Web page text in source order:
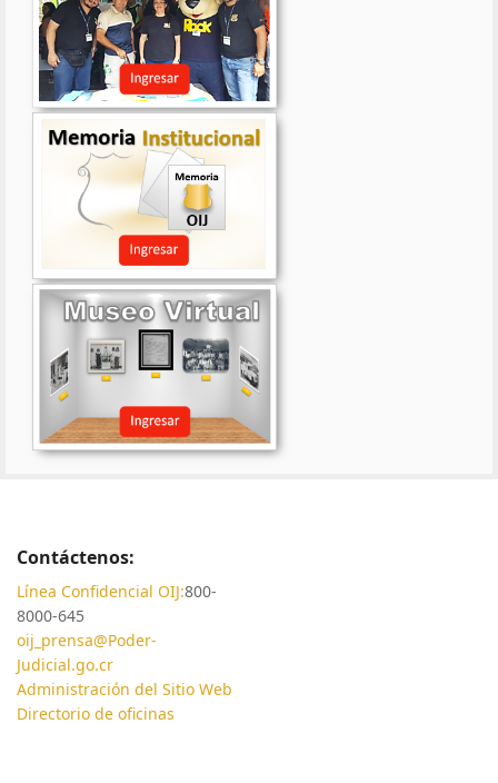
Contáctenos:
Línea Confidencial OIJ:800-
8000-645
oij_prensa@Poder-
Judicial.go.cr
Administración del Sitio Web
Directorio de oficinas